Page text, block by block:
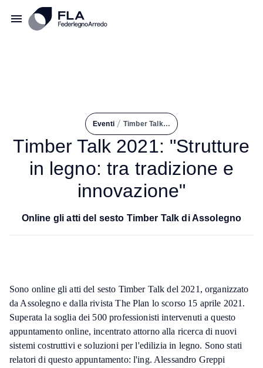
Eventi / Timber Talk 2021: "Strutture In Legno: Tra Tradizione e Innovazione"
Timber Talk 2021: "Strutture
in legno: tra tradizione e
innovazione"
Online gli atti del sesto Timber Talk di Assolegno
Sono online gli atti del sesto Timber Talk del 2021, organizzato
da Assolegno e dalla rivista The Plan lo scorso 15 aprile 2021.
Superata la soglia dei 500 professionisti intervenuti a questo
appuntamento online, incentrato attorno alla ricerca di nuovi
sistemi costruttivi e soluzioni per l'edilizia in legno. Sono stati
relatori di questo appuntamento: l'ing. Alessandro Greppi